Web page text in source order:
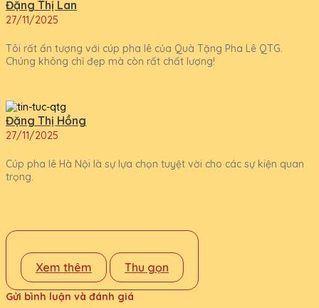
Đặng Thị Lan
27/11/2025
Tôi rất ấn tượng với cúp pha lê của Quà Tặng Pha Lê QTG.
Chúng không chỉ đẹp mà còn rất chất lượng!
Đặng Thị Hồng
27/11/2025
Cúp pha lê Hà Nội là sự lựa chọn tuyệt vời cho các sự kiện quan
trọng.
Xem thêm Thu gọn
Gửi bình luận và đánh giá